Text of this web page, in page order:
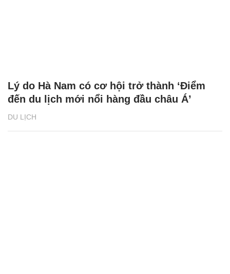
DU LỊCH
Lý do Hà Nam có cơ hội trở thành ‘Điểm
đến du lịch mới nổi hàng đầu châu Á’